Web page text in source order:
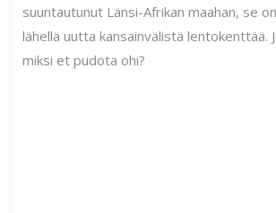
suuntautunut Länsi-Afrikan maahan, se
lähellä uutta kansainvälistä lentokenttää.
miksi et pudota ohi?